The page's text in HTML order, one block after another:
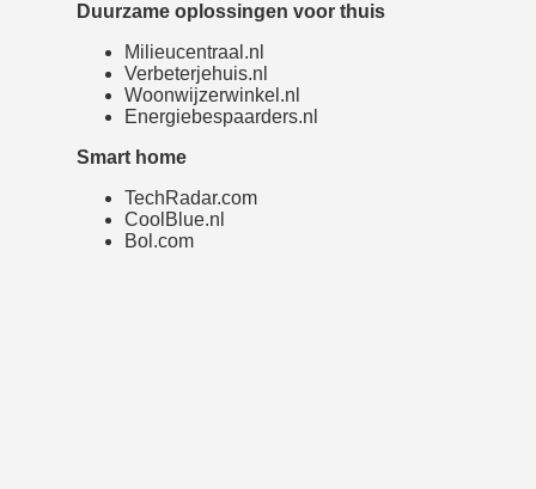
Duurzame oplossingen voor thuis
Milieucentraal.nl
Verbeterjehuis.nl
Woonwijzerwinkel.nl
Energiebespaarders.nl
Smart home
TechRadar.com
CoolBlue.nl
Bol.com